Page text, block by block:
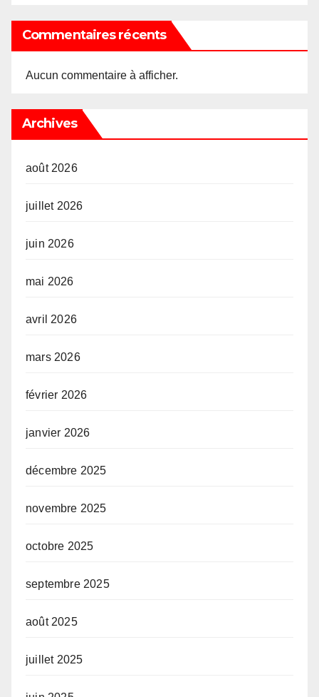
Commentaires récents
Aucun commentaire à afficher.
Archives
août 2026
juillet 2026
juin 2026
mai 2026
avril 2026
mars 2026
février 2026
janvier 2026
décembre 2025
novembre 2025
octobre 2025
septembre 2025
août 2025
juillet 2025